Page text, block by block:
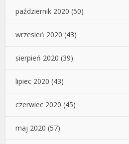
październik 2020 (50)
wrzesień 2020 (43)
sierpień 2020 (39)
lipiec 2020 (43)
czerwiec 2020 (45)
maj 2020 (57)